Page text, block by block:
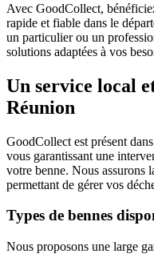
Avec GoodCollect,
rapide et fiable dans le
un particulier ou un
solutions adaptées à vos
Un service local
Réunion
GoodCollect est présent
vous garantissant une
votre benne. Nous assurons
permettant de gérer vos
Types de bennes
Nous proposons une large